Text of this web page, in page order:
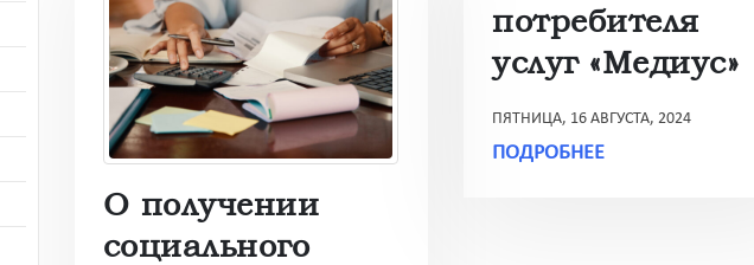
О получении
социального
потребителя
услуг «Медиус»
ПЯТНИЦА, 16 АВГУСТА, 2024
ПОДРОБНЕЕ